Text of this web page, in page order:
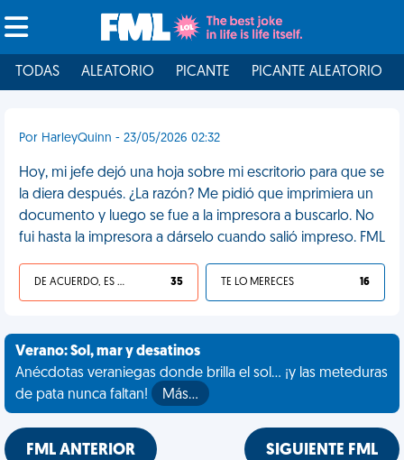
TODAS ALEATORIO PICANTE PICANTE ALEATORIO
Por HarleyQuinn - 23/05/2026 02:32
Hoy, mi jefe dejó una hoja sobre mi escritorio para que se
la diera después. ¿La razón? Me pidió que imprimiera un
documento y luego se fue a la impresora a buscarlo. No
fui hasta la impresora a dárselo cuando salió impreso. FML
DE ACUERDO, ES UNA VIDA HP 35 TE LO MERECES 16
Verano: Sol, mar y desatinos
Anécdotas veraniegas donde brilla el sol... ¡y las meteduras
de pata nunca faltan!
Más…
FML ANTERIOR SIGUIENTE FML